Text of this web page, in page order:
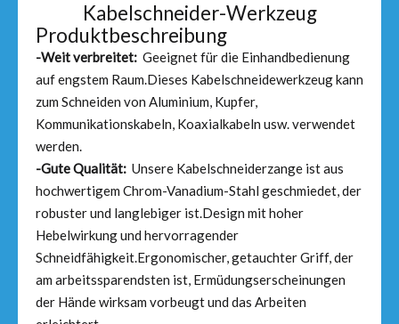
Kabelschneider-Werkzeug
Produktbeschreibung
-Weit verbreitet: Geeignet für die Einhandbedienung
auf engstem Raum.Dieses Kabelschneidewerkzeug kann
zum Schneiden von Aluminium, Kupfer,
Kommunikationskabeln, Koaxialkabeln usw. verwendet
werden.
-Gute Qualität: Unsere Kabelschneiderzange ist aus
hochwertigem Chrom-Vanadium-Stahl geschmiedet, der
robuster und langlebiger ist.Design mit hoher
Hebelwirkung und hervorragender
Schneidfähigkeit.Ergonomischer, getauchter Griff, der
am arbeitssparendsten ist, Ermüdungserscheinungen
der Hände wirksam vorbeugt und das Arbeiten